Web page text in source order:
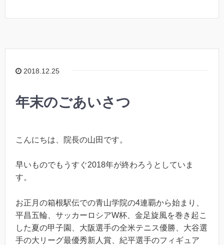
2018.12.25
年末のごあいさつ
こんにちは、院長の山田です。
早いものでもうすぐ2018年が終わろうとしていま
す。
お正月の箱根駅伝での青山学院の4連覇から始まり、
平昌五輪、サッカーロシアW杯、金足旋風を巻き起こ
した夏の甲子園、大阪選手の全米テニス優勝、大谷選
手の大リーグ最優秀新人賞、紀平選手のフィギュア